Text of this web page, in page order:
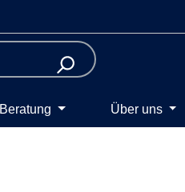
Beratung Über uns